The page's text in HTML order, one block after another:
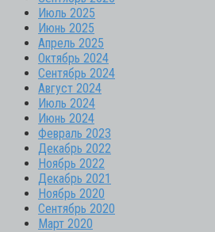
Июль 2025
Июнь 2025
Апрель 2025
Октябрь 2024
Сентябрь 2024
Август 2024
Июль 2024
Июнь 2024
Февраль 2023
Декабрь 2022
Ноябрь 2022
Декабрь 2021
Ноябрь 2020
Сентябрь 2020
Март 2020